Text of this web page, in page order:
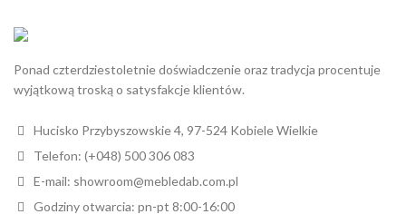
Ponad czterdziestoletnie doświadczenie oraz tradycja procentuje
wyjątkową troską o satysfakcje klientów.
Hucisko Przybyszowskie 4, 97-524 Kobiele Wielkie
Telefon: (+048) 500 306 083
E-mail: showroom@mebledab.com.pl
Godziny otwarcia: pn-pt 8:00-16:00